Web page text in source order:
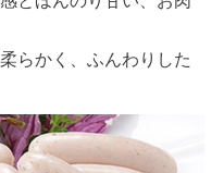
らかく、ふんわりした